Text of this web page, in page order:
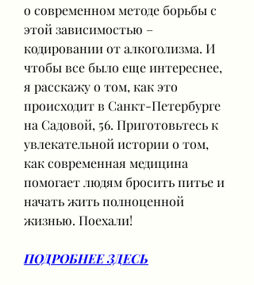
о современном методе борьбы с
этой зависимостью –
кодировании от алкоголизма. И
чтобы все было еще интереснее,
я расскажу о том, как это
происходит в Санкт-Петербурге
на Садовой, 56. Приготовьтесь к
увлекательной истории о том,
как современная медицина
помогает людям бросить питье и
начать жить полноценной
жизнью. Поехали!
ПОДРОБНЕЕ ЗДЕСЬ